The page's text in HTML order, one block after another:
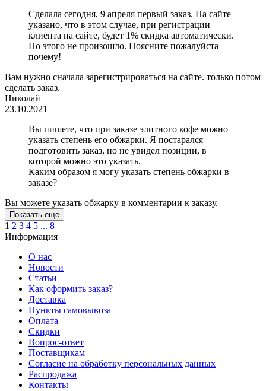
Сделала сегодня, 9 апреля первый заказ. На сайте
указано, что в этом случае, при регистрации
клиента на сайте, будет 1% скидка автоматически.
Но этого не произошло. Поясните пожалуйста
почему!
Вам нужно сначала зарегистрироваться на сайте. только потом
сделать заказ.
Николай
23.10.2021
Вы пишете, что при заказе элитного кофе можно
указать степень его обжарки. Я постарался
подготовить заказ, но не увидел позиции, в
которой можно это указать.
Каким образом я могу указать степень обжарки в
заказе?
Вы можете указать обжарку в комментарии к заказу.
Показать еще
1 2 3 4 5 ... 8
Информация
О нас
Новости
Статьи
Как оформить заказ?
Доставка
Пункты самовывоза
Оплата
Скидки
Вопрос-ответ
Поставщикам
Согласие на обработку персональных данных
Распродажа
Контакты